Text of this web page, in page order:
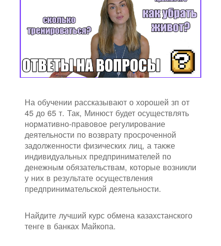
На обучении рассказывают о хорошей зп от
45 до 65 т. Так, Минюст будет осуществлять
нормативно-правовое регулирование
деятельности по возврату просроченной
задолженности физических лиц, а также
индивидуальных предпринимателей по
денежным обязательствам, которые возникли
у них в результате осуществления
предпринимательской деятельности.
Найдите лучший курс обмена казахстанского
тенге в банках Майкопа.